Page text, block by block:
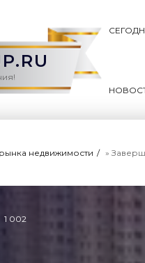
недвижимости »
1 002